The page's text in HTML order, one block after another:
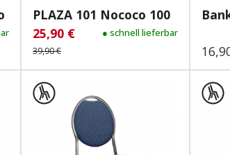
200...
PLAZA 101 Nococo 100
Verkaufspreis:
25,90 €
Regulärer Preis:
39,90 €
● schnell lieferbar